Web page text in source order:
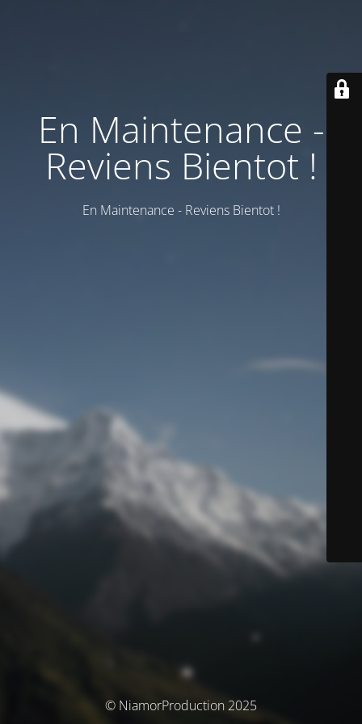
En Maintenance -
Reviens Bientot !
En Maintenance - Reviens Bientot !
© NiamorProduction 2025